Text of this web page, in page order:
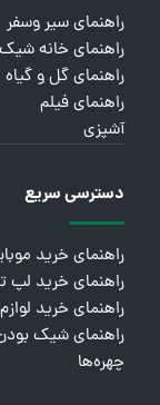
راهنمای سیر وسفر
راهنمای خانه شیک
راهنمای گل و گیاه
راهنمای فیلم
آشپزی
دسترسی سریع
راهنمای خرید
راهنمای خرید لپ
راهنمای خرید
راهنمای شیک
چهره‌ها